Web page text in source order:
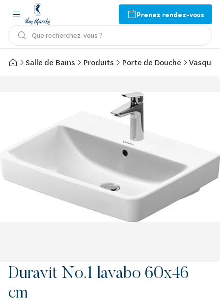
Prenez rendez-vous
Que recherchez-vous ?
Salle de Bains Produits Porte de Douche Vasques
Duravit No.1 lavabo 60x46
cm